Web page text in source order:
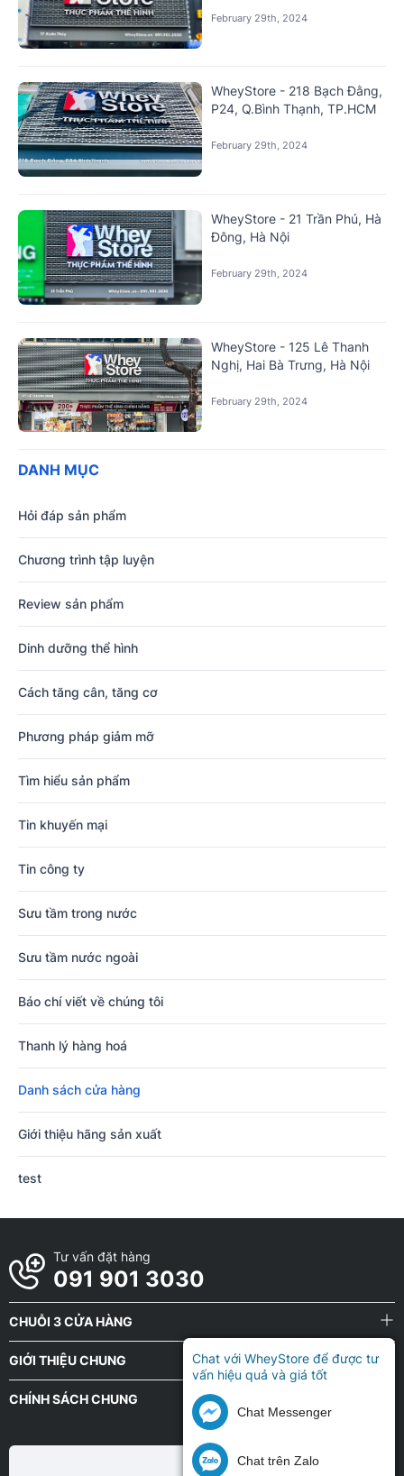
February 29th, 2024
WheyStore - 218 Bạch Đằng,
P24, Q.Bình Thạnh, TP.HCM
February 29th, 2024
WheyStore - 21 Trần Phú, Hà
Đông, Hà Nội
February 29th, 2024
WheyStore - 125 Lê Thanh
Nghị, Hai Bà Trưng, Hà Nội
February 29th, 2024
DANH MỤC
Hỏi đáp sản phẩm
Chương trình tập luyện
Review sản phẩm
Dinh dưỡng thể hình
Cách tăng cân, tăng cơ
Phương pháp giảm mỡ
Tìm hiểu sản phẩm
Tin khuyến mại
Tin công ty
Sưu tầm trong nước
Sưu tầm nước ngoài
Báo chí viết về chúng tôi
Thanh lý hàng hoá
Danh sách cửa hàng
Giới thiệu hãng sản xuất
test
Tư vấn đặt hàng
091 901 3030
CHUỖI 3 CỬA HÀNG
GIỚI THIỆU CHUNG
CHÍNH SÁCH CHUNG
Chat với WheyStore để được tư
vấn hiệu quả và giá tốt
Chat Messenger
Chat trên Zalo